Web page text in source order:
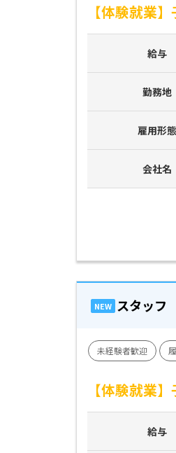
【体験就業
給与
勤務地
雇用形態
会社名
NEW スタッフ
未経験者歓迎
【体験就業
給与